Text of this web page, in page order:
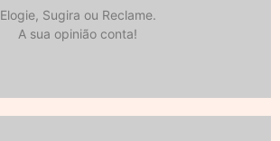
Elogie, Sugira ou Reclame.
A sua opinião conta!
e-Participação